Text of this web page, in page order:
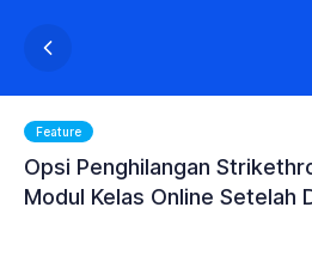
Feature
Opsi Penghilangan
Modul Kelas Online Setelah